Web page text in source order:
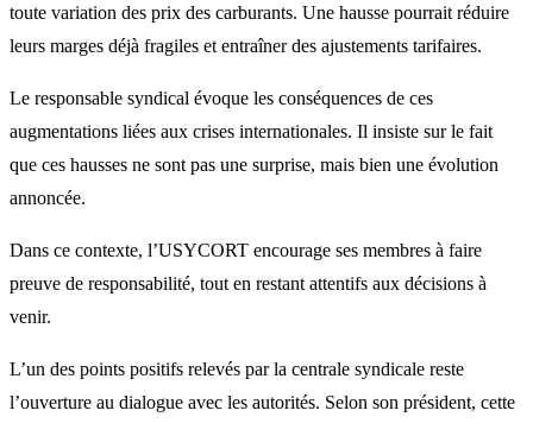
toute variation des prix des carburants. Une hausse pourrait réduire
leurs marges déjà fragiles et entraîner des ajustements tarifaires.
Le responsable syndical évoque les conséquences de ces
augmentations liées aux crises internationales. Il insiste sur le fait
que ces hausses ne sont pas une surprise, mais bien une évolution
annoncée.
Dans ce contexte, l’USYCORT encourage ses membres à faire
preuve de responsabilité, tout en restant attentifs aux décisions à
venir.
L’un des points positifs relevés par la centrale syndicale reste
l’ouverture au dialogue avec les autorités. Selon son président, cette